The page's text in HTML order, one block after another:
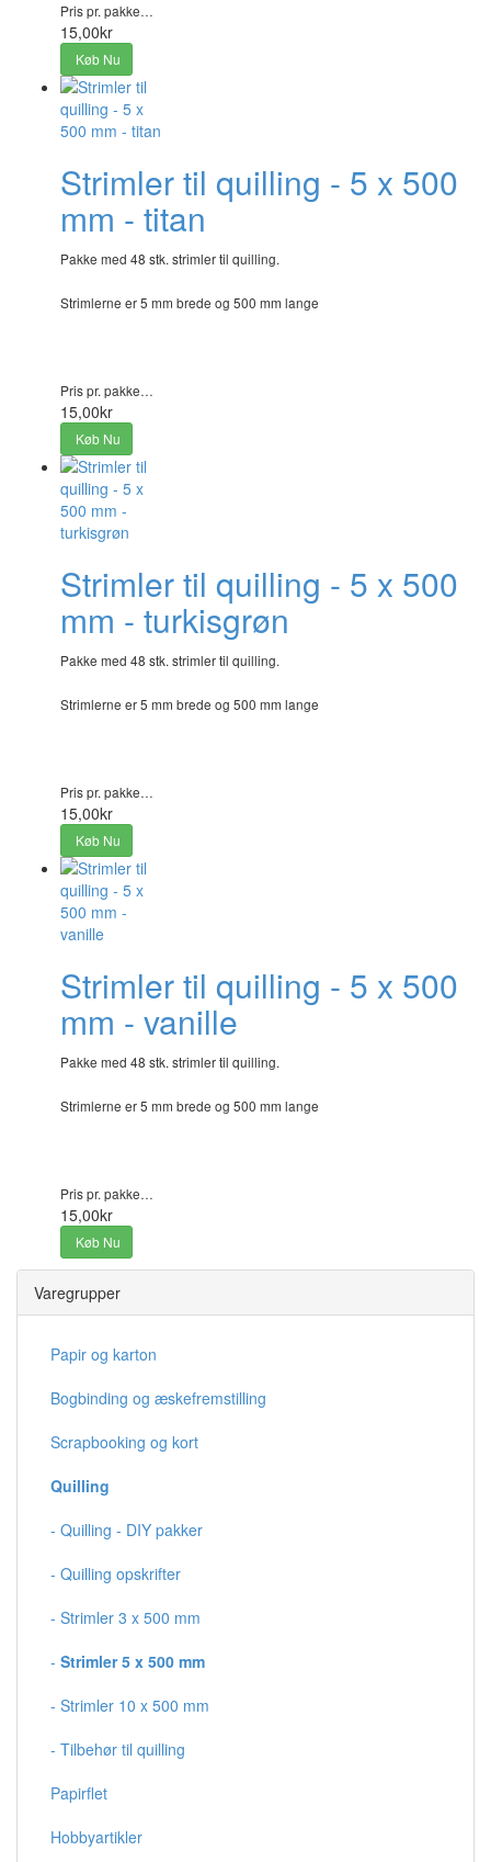
Pris pr. pakke…
15,00kr
Køb Nu
Strimler til quilling - 5 x 500
mm - titan
Pakke med 48 stk. strimler til quilling.
Strimlerne er 5 mm brede og 500 mm lange
Pris pr. pakke…
15,00kr
Køb Nu
Strimler til quilling - 5 x 500
mm - turkisgrøn
Pakke med 48 stk. strimler til quilling.
Strimlerne er 5 mm brede og 500 mm lange
Pris pr. pakke…
15,00kr
Køb Nu
Strimler til quilling - 5 x 500
mm - vanille
Pakke med 48 stk. strimler til quilling.
Strimlerne er 5 mm brede og 500 mm lange
Pris pr. pakke…
15,00kr
Køb Nu
Varegrupper
Papir og karton
Bogbinding og æskefremstilling
Scrapbooking og kort
Quilling
- Quilling - DIY pakker
- Quilling opskrifter
- Strimler 3 x 500 mm
- Strimler 5 x 500 mm
- Strimler 10 x 500 mm
- Tilbehør til quilling
Papirflet
Hobbyartikler